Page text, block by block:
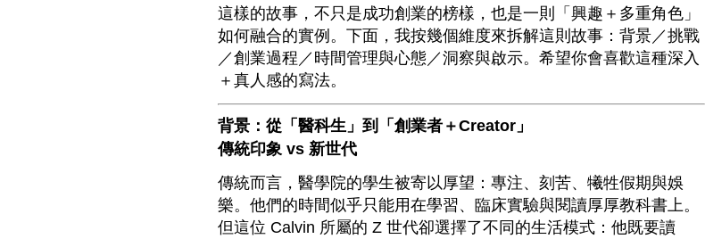
這樣的故事，不只是成功創業的榜樣，也是一則「興趣＋多重角色」
如何融合的實例。下面，我按幾個維度來拆解這則故事：背景／挑戰
／創業過程／時間管理與心態／洞察與啟示。希望你會喜歡這種深入
＋真人感的寫法。
背景：從「醫科生」到「創業者＋Creator」
傳統印象 vs 新世代
傳統而言，醫學院的學生被寄以厚望：專注、刻苦、犧牲假期與娛
樂。他們的時間似乎只能用在學習、臨床實驗與閱讀厚厚教科書上。
但這位 Calvin 所屬的 Z 世代卻選擇了不同的生活模式：他既要讀